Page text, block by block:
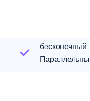
бесконечный